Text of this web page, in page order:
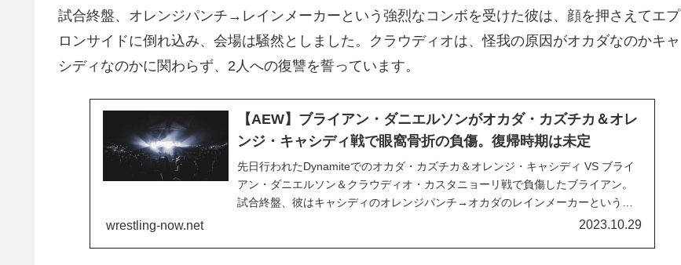
試合終盤、オレンジパンチ→レインメーカーという強烈なコンボを受けた彼は、顔を押さえてエプ
ロンサイドに倒れ込み、会場は騒然としました。クラウディオは、怪我の原因がオカダなのかキャ
シディなのかに関わらず、2人への復讐を誓っています。
【AEW】ブライアン・ダニエルソンがオカダ・カズチカ＆オレ
ンジ・キャシディ戦で眼窩骨折の負傷。復帰時期は未定
先日行われたDynamiteでのオカダ・カズチカ＆オレンジ・キャシディ VS ブライ
アン・ダニエルソン＆クラウディオ・カスタニョーリ戦で負傷したブライアン。
試合終盤、彼はキャシディのオレンジパンチ→オカダのレインメーカーという強
烈なコンボを受け、顔を抑えながらエプロンサイドにうずくまりました。様々な
wrestling-now.net 2023.10.29